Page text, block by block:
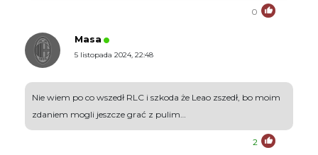
0
Masa
5 listopada 2024, 22:48
Nie wiem po co wszedł RLC i szkoda że Leao zszedł, bo moim
zdaniem mogli jeszcze grać z pulim…
2